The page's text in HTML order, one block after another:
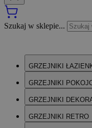
Szukaj w sklepie...
GRZEJNIKI
GRZEJNIKI
GRZEJNIKI
GRZEJNIKI RETRO